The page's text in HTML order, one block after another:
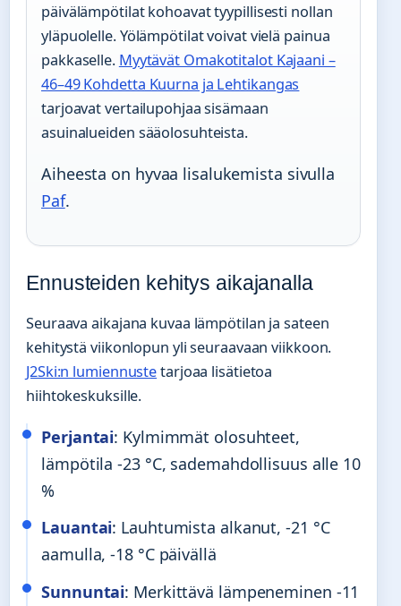
päivälämpötilat kohoavat tyypillisesti nollan
yläpuolelle. Yölämpötilat voivat vielä painua
pakkaselle. Myytävät Omakotitalot Kajaani –
46–49 Kohdetta Kuurna ja Lehtikangas
tarjoavat vertailupohjaa sisämaan
asuinalueiden sääolosuhteista.
Aiheesta on hyvaa lisalukemista sivulla
Paf.
Ennusteiden kehitys aikajanalla
Seuraava aikajana kuvaa lämpötilan ja sateen
kehitystä viikonlopun yli seuraavaan viikkoon.
J2Ski:n lumiennustetarjoaa lisätietoa
hiihtokeskuksille.
Perjantai: Kylmimmät olosuhteet,
lämpötila -23 °C, sademahdollisuus alle 10
%
Lauantai: Lauhtumista alkanut, -21 °C
aamulla, -18 °C päivällä
Sunnuntai: Merkittävä lämpeneminen -11